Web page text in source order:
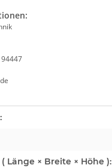
Länge × Breite × Höhe ):